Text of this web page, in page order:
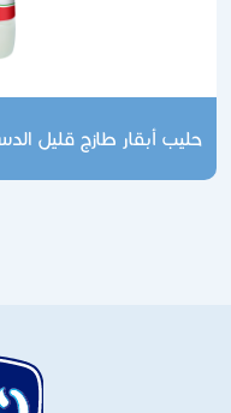
حليب أبقار طازج قليل الدسم 800